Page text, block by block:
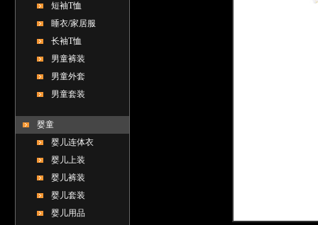
短袖T恤
睡衣/家居服
长袖T恤
男童裤装
男童外套
男童套装
婴童
婴儿连体衣
婴儿上装
婴儿裤装
婴儿套装
婴儿用品